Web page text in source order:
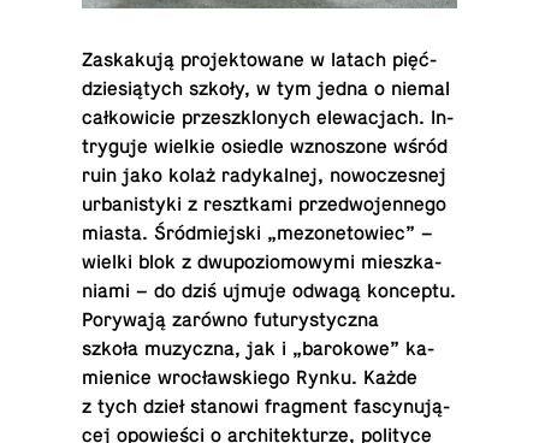
Za­ska­ku­ją pro­jek­to­wa­ne w latach pięć­
dzie­sią­tych szkoły, w tym jedna o niemal
cał­ko­wi­cie prze­szklo­nych ele­wa­cjach. In­
try­gu­je wielkie osiedle wzno­szo­ne wśród
ruin jako kolaż ra­dy­kal­nej, no­wo­cze­snej
urba­ni­sty­ki z reszt­ka­mi przed­wo­jen­ne­go
miasta. Śród­miej­ski „me­zo­ne­to­wiec” –
wielki blok z dwu­po­zio­mo­wy­mi miesz­ka­
nia­mi – do dziś ujmuje odwagą kon­cep­tu.
Po­ry­wa­ją zarówno fu­tu­ry­stycz­na
szkoła mu­zycz­na, jak i „ba­ro­ko­we” ka­
mie­ni­ce wro­cław­skie­go Rynku. Każde
z tych dzieł stanowi frag­ment fa­scy­nu­ją­
cej opo­wie­ści o ar­chi­tek­tu­rze, po­li­ty­ce